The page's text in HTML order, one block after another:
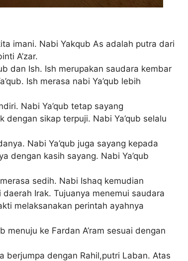
imani. Nabi Yakqub As adalah putra dari
A’zar.
dan Ish. Ish merupakan saudara kembar
Ish merasa nabi Ya’qub lebih
Nabi Ya’qub tetap sayang
dengan sikap terpuji. Nabi Ya’qub selalu
Nabi Ya’qub juga sayang kepada
dengan kasih sayang. Nabi Ya’qub
sedih. Nabi Ishaq kemudian
daerah Irak. Tujuanya menemui saudara
melaksanakan perintah ayahnya
menuju ke Fardan A’ram sesuai dengan
berjumpa dengan Rahil,putri Laban. Atas